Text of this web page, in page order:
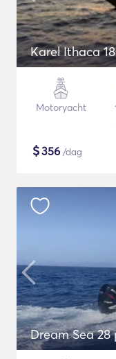
Karel Ithaca 18
Motoryacht
$356 /dag
Dream Sea 28